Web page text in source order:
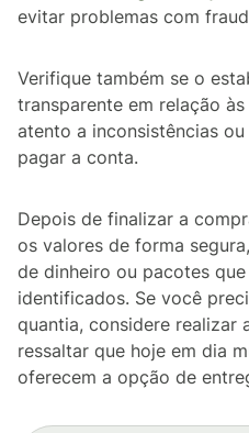
evitar problemas com
Verifique também se o
transparente em relação
atento a inconsistências
pagar a conta.
Depois de finalizar a
os valores de forma
de dinheiro ou pacotes
identificados. Se você
quantia, considere realizar
ressaltar que hoje em dia
oferecem a opção de